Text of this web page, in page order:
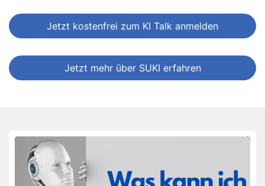
Jetzt kostenfrei zum KI Talk anmelden
Jetzt mehr über SUKI erfahren